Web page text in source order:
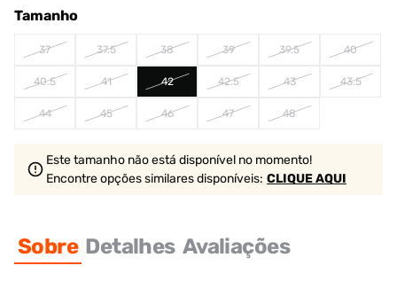
Tamanho
37 37.5 38 39 39.5 40
40.5 41 42 42.5 43 43.5
44 45 46 47 48
Este tamanho não está disponível no momento!
Encontre opções similaresdisponíveis: CLIQUE AQUI
Sobre Detalhes Avaliações